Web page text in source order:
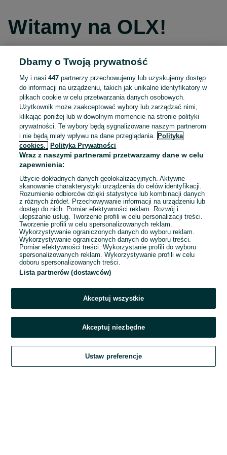
Witamy na OLX!
Kontynuuj przez Facebooka
Kontynuuj przez konto Apple
Kontynuuj przez konto Google
LUB
E-mail
Hasło
Zaloguj się
Kontynuując za pośrednictwem jednego z dostawców wskazanych powyżej,
OLX.pl w jego aktualnym brzmieniu.
Dbamy o Twoją prywatność
My i nasi447 partnerzy przechowujemy lub uzyskujemy dostęp
do informacji na urządzeniu, takich jak unikalne identyfikatory w
plikach cookie w celu przetwarzania danych osobowych.
Użytkownik może zaakceptować wybory lub zarządzać nimi,
klikając poniżej lub w dowolnym momencie na stronie polityki
prywatności. Te wybory będą sygnalizowane naszym partnerom
i nie będą miały wpływu na dane przeglądania.
Polityka
cookies,
Polityka Prywatności
Wraz z naszymi partnerami przetwarzamy dane w celu
zapewnienia:
Użycie dokładnych danych geolokalizacyjnych. Aktywne
skanowanie charakterystyki urządzenia do celów identyfikacji.
Rozumienie odbiorców dzięki statystyce lub kombinacji danych
z różnych źródeł. Przechowywanie informacji na urządzeniu lub
dostęp do nich. Pomiar efektywności reklam. Rozwój i
ulepszanie usług. Tworzenie profili w celu personalizacji treści.
Tworzenie profili w celu spersonalizowanych reklam.
Wykorzystywanie ograniczonych danych do wyboru reklam.
Wykorzystywanie ograniczonych danych do wyboru treści.
Pomiar efektywności treści. Wykorzystanie profili do wyboru
spersonalizowanych reklam. Wykorzystywanie profili w celu
doboru spersonalizowanych treści.
Lista partnerów (dostawców)
Akceptuj wszystkie
Akceptuj niezbędne
Ustaw preferencje